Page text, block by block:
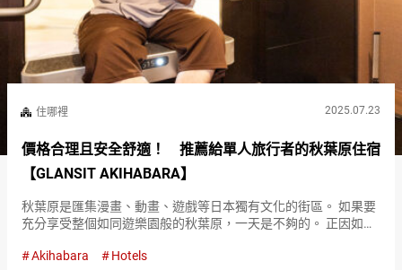
住哪裡 2025.07.23
價格合理且安全舒適！ 推薦給單人旅行者的秋葉原住宿
【GLANSIT AKIHABARA】
秋葉原是匯集漫畫、動畫、遊戲等日本獨有文化的街區。 如果要
充分享受整個如同遊樂園般的秋葉原，一天是不夠的。 正因如
店中，人氣很高的是『GLANSIT AKIHABARA』。 客房的『…
Akihabara Hotels